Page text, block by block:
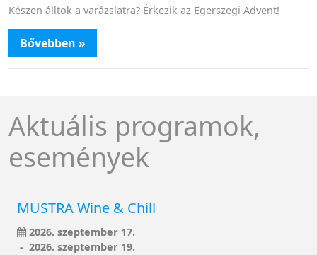
Készen álltok a varázslatra? Érkezik az Egerszegi Advent!
Bővebben »
Aktuális programok,
események
MUSTRA Wine & Chill
2026. szeptember 17.
- 2026. szeptember 19.